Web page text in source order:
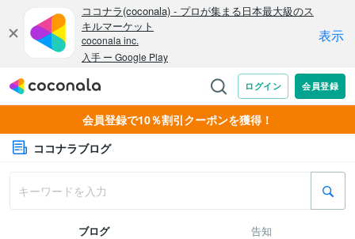
会員登録で10％割引クーポンを獲得！
ココナラブログ
ブログ 告知